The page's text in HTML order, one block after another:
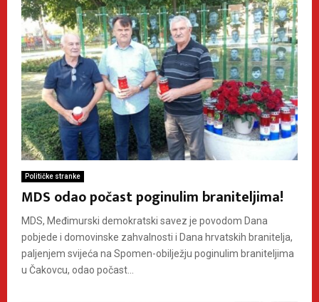
Političke stranke
MDS odao počast poginulim braniteljima!
MDS, Međimurski demokratski savez je povodom Dana
pobjede i domovinske zahvalnosti i Dana hrvatskih branitelja,
paljenjem svijeća na Spomen-obilježju poginulim braniteljima
u Čakovcu, odao počast...